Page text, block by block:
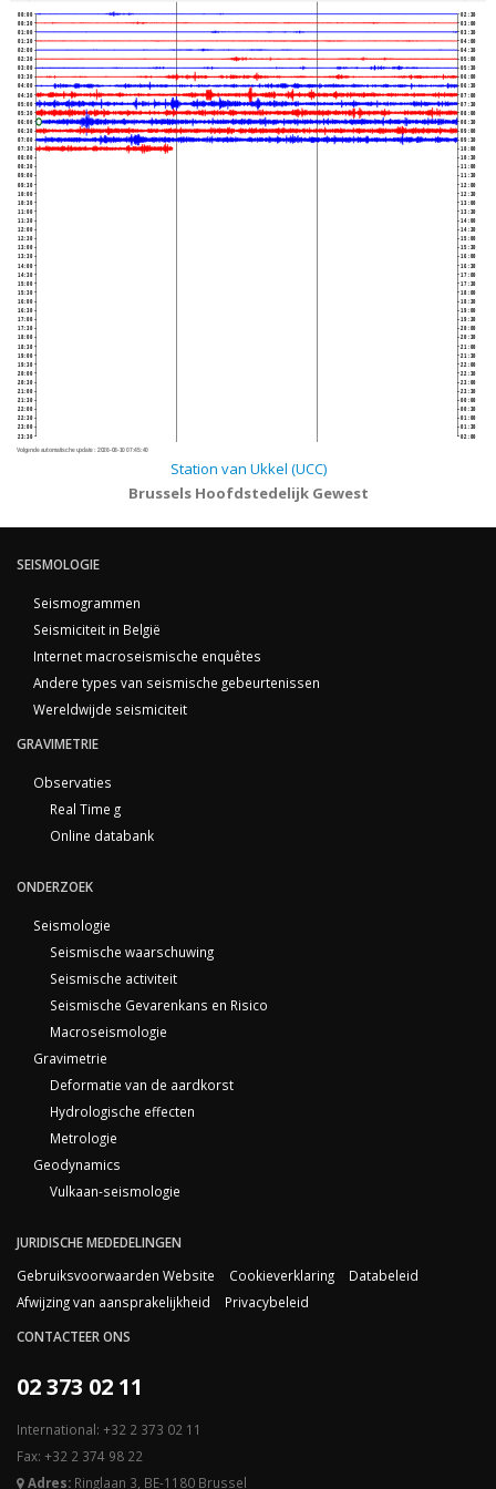
00:00
00:30
01:00
01:30
02:00
02:30
03:00
03:30
04:00
04:30
05:00
05:30
06:00
06:30
07:00
07:30
08:00
08:30
09:00
09:30
10:00
10:30
11:00
11:30
12:00
12:30
13:00
13:30
14:00
14:30
15:00
15:30
16:00
16:30
17:00
17:30
18:00
18:30
19:00
19:30
20:00
20:30
21:00
21:30
22:00
22:30
23:00
23:30
02:30
03:00
03:30
04:00
04:30
05:00
05:30
06:00
06:30
07:00
07:30
08:00
08:30
09:00
09:30
10:00
10:30
11:00
11:30
12:00
12:30
13:00
13:30
14:00
14:30
15:00
15:30
16:00
16:30
17:00
17:30
18:00
18:30
19:00
19:30
20:00
20:30
21:00
21:30
22:00
22:30
23:00
23:30
00:00
00:30
01:00
01:30
02:00
Volgende automatische update : 2026-08-10 07:45:40
Station van Ukkel (UCC)
Brussels Hoofdstedelijk Gewest
SEISMOLOGIE
Seismogrammen
Seismiciteit in België
Internet macroseismische enquêtes
Andere types van seismische gebeurtenissen
Wereldwijde seismiciteit
GRAVIMETRIE
Observaties
Real Time g
Online databank
ONDERZOEK
Seismologie
Seismische waarschuwing
Seismische activiteit
Seismische Gevarenkans en Risico
Macroseismologie
Gravimetrie
Deformatie van de aardkorst
Hydrologische effecten
Metrologie
Geodynamics
Vulkaan-seismologie
JURIDISCHE MEDEDELINGEN
Gebruiksvoorwaarden Website
Cookieverklaring
Databeleid
Afwijzing van aansprakelijkheid
Privacybeleid
CONTACTEER ONS
02 373 02 11
International: +32 2 373 02 11
Fax: +32 2 374 98 22
Adres: Ringlaan 3, BE-1180 Brussel